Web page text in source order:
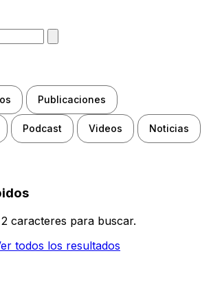
Escribe para buscar noticias,
Publicaciones
Podcast Videos Noticias
caracteres para buscar.
todos los resultados